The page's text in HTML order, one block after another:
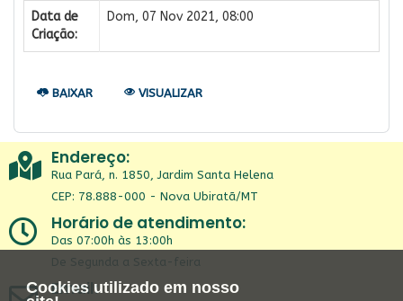
Cookies utilizado em nosso
Data de
Criação:
Dom, 07 Nov 2021, 08:00
BAIXAR VISUALIZAR
Endereço:
Rua Pará, n. 1850, Jardim Santa Helena
CEP: 78.888-000 - Nova Ubiratã/MT
Horário de atendimento:
Das 07:00h às 13:00h
De Segunda a Sexta-feira
Email: